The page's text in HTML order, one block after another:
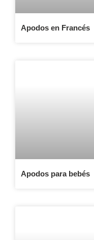
Apodos en Francés
Apodos para bebés